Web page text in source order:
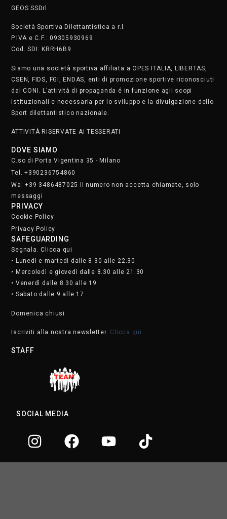
GEOS SSDrl
Società Sportiva Dilettantistica a r.l.
P.IVA e C.F.: 09305930969
Cod. SDI: KRRH6B9
Siamo una società sportiva affiliata a OPES ITALIA, LIBERTAS,
CSEN, FIDS, FGI, ENDAS, enti di promozione sportive riconosciuti
dal CONI. L’attività di propaganda é in funzione agli scopi
istituzionali e necessaria per lo sviluppo e la divulgazione dello
Sport dilettantistico nazionale.
ATTIVITÀ RISERVATE AI TESSERATI
DOVE SIAMO
C.so di Porta Vigentina 35 - Milano
Tel. +390236754860
Wa: +39 3486487025 Il numero non accetta chiamate, solo
messaggi
PRIVACY
Cookie Policy
Privacy Policy
SAFEGUARDING
Segnala. Clicca qui
• Lunedì e martedì dalle 8.30 alle 22.30
• Mercoledì e giovedì dalle 8.30 alle 21.30
• Venerdì dalle 8.30 alle 19
• Sabato dalle 9 alle 17
Domenica chiusi
Iscriviti alla nostra newsletter. Clicca qui
STAFF
SOCIAL MEDIA